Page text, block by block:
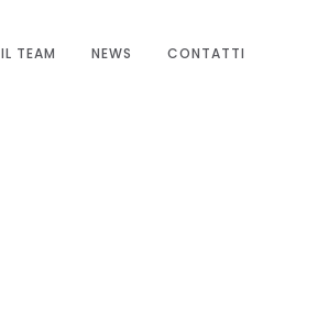
IL TEAM NEWS CONTATTI